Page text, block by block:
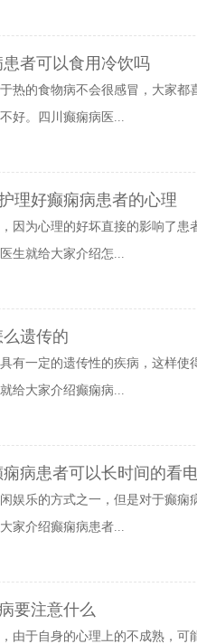
者可以食用冷饮吗
热的食物病不会很感冒，大家都
好。四川癫痫病医...
理好癫痫病患者的心理
因为心理的好坏直接的影响了
生就给大家介绍怎...
遗传的
有一定的遗传性的疾病，这样
给大家介绍癫痫病...
痫病患者可以长时间的看
娱乐的方式之一，但是对于癫痫
家介绍癫痫病患者...
要注意什么
由于自身的心理上的不成熟，